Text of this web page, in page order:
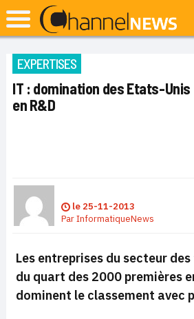
EXPERTISES
IT : domination des Etats-Unis
en R&D
le 25-11-2013
ParInformatiqueNews
Les entreprises du secteur
du quart des 2000 premières
dominent le classement avec